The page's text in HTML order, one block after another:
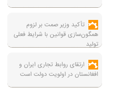
تأکید وزیر صمت بر لزوم
همگون‌سازی قوانین با شرایط فعلی
تولید
ارتقای روابط تجاری ایران و
افغانستان در اولویت دولت است